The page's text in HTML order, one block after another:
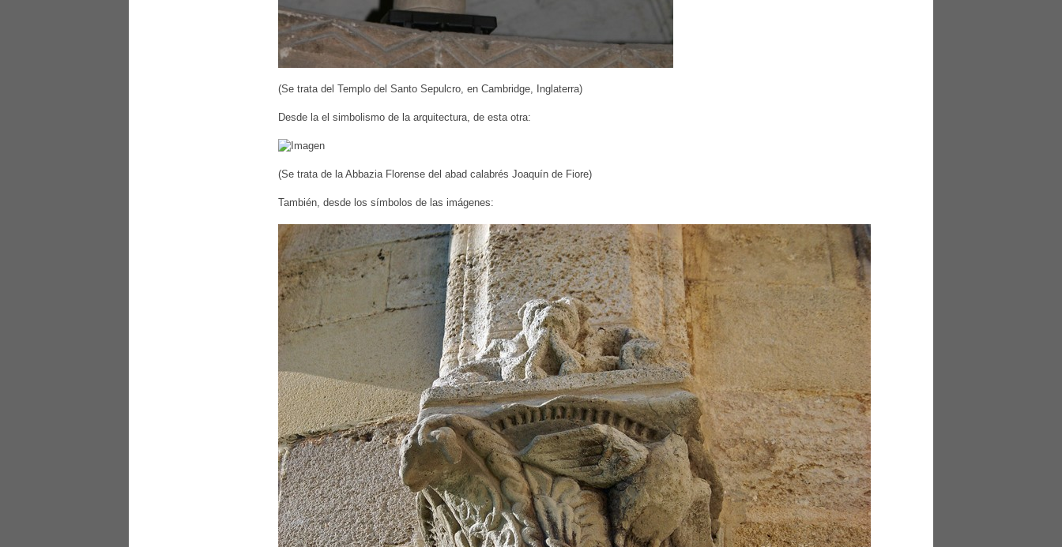
(Se trata del Templo del Santo Sepulcro, en Cambridge, Inglaterra)
Desde la el simbolismo de la arquitectura, de esta otra:
(Se trata de la Abbazia Florense del abad calabrés Joaquín de Fiore)
También, desde los símbolos de las imágenes: